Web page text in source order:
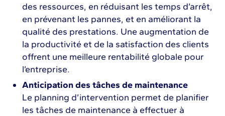
des ressources, en réduisant les temps d’arrêt,
en prévenant les pannes, et en améliorant la
qualité des prestations. Une augmentation de
la productivité et de la satisfaction des clients
offrent une meilleure rentabilité globale pour
l’entreprise.
Anticipation des tâches de maintenance
Le planning d’intervention permet de planifier
les tâches de maintenance à effectuer à